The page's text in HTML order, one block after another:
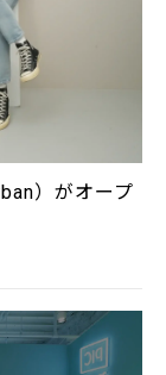
）がオープ